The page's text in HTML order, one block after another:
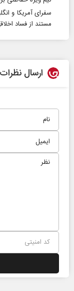
مستند از فساد
ارسال نظرات